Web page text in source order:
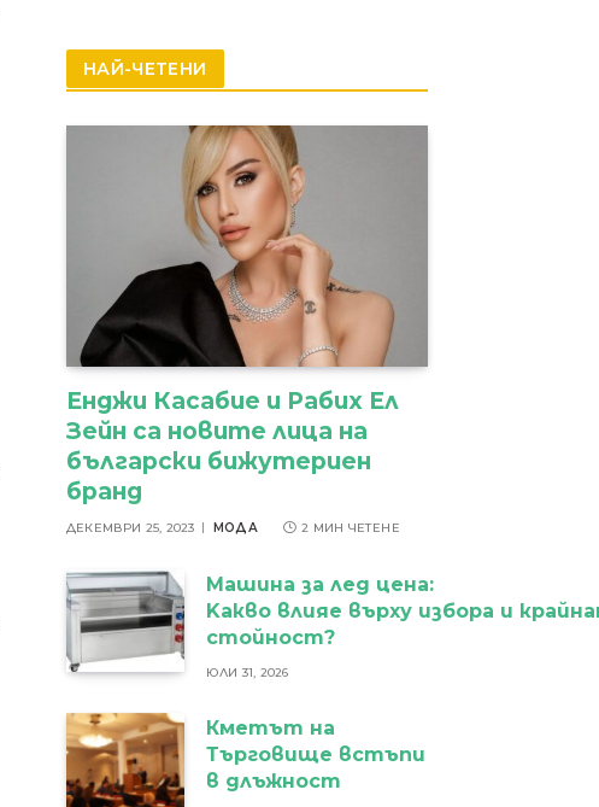
НАЙ-ЧЕТЕНИ
Енджи Касабие и Рабих Ел
Зейн са новите лица на
български бижутериен
бранд
ДЕКЕМВРИ 25, 2023 МОДА 2 МИН ЧЕТЕНЕ
Машина за лед цена:
Kакво влияе върху избора и
стойност?
ЮЛИ 31, 2026
Кметът на
Търговище встъпи
в длъжност